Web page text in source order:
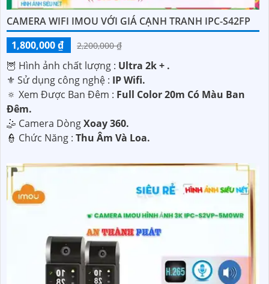
CAMERA WIFI IMOU VỚI GIÁ CẠNH TRANH IPC-S42FP
1,800,000 ₫
2,200,000 ₫
🦉 Hình ảnh chất lượng : Ultra 2k + .
⚜️ Sử dụng công nghệ : IP Wifi.
🔅 Xem Được Ban Đêm : Full Color 20m Có Màu Ban
Ðêm.
🤹 Camera DòngXoay 360.
️👮 Chức Năng : Thu Âm Và Loa.